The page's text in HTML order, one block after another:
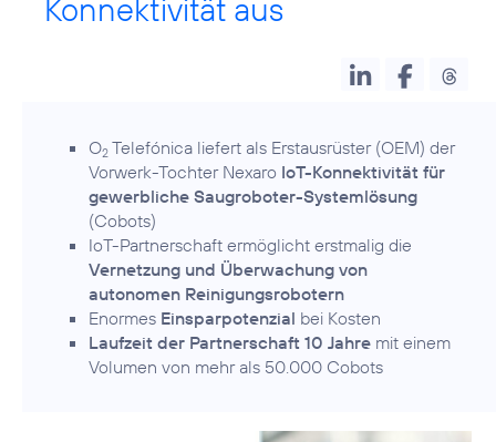
Konnektivität aus
O2 Telefónica liefert als Erstausrüster (OEM) der
Vorwerk-Tochter Nexaro IoT-Konnektivität für
gewerbliche Saugroboter-Systemlösung
(Cobots)
IoT-Partnerschaft ermöglicht erstmalig die
Vernetzung und Überwachung von
autonomen Reinigungsrobotern
Enormes Einsparpotenzial bei Kosten
Laufzeit der Partnerschaft 10 Jahre mit einem
Volumen von mehr als 50.000 Cobots